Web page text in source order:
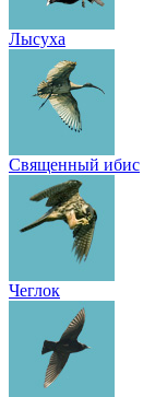
Лысуха
Священный ибис
Чеглок